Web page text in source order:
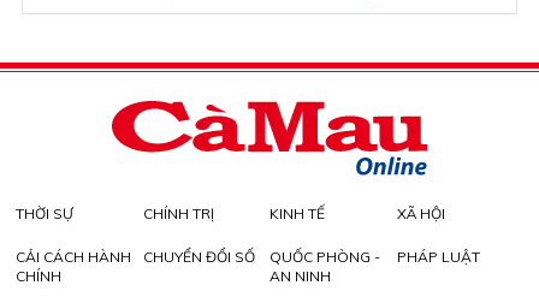
THỜI SỰ CHÍNH TRỊ KINH TẾ XÃ HỘI
CẢI CÁCH HÀNH
CHÍNH
CHUYỂN ĐỔI SỐ
QUỐC PHÒNG -
AN NINH
PHÁP LUẬT